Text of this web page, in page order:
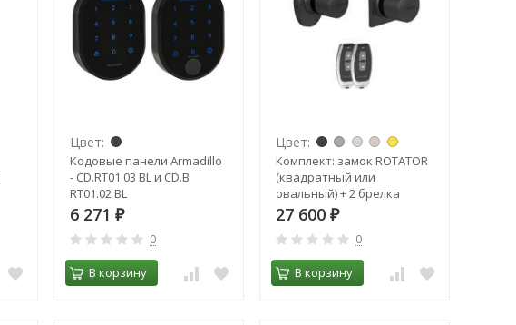
Цвет:
Кодовые панели Armadillo
- CD.RT01.03 BL и CD.B
RT01.02 BL
6 271 ₽
0
В корзину
Цвет:
Комплект: замок ROTATOR
(квадратный или
овальный) + 2 брелка
27 600 ₽
0
В корзину